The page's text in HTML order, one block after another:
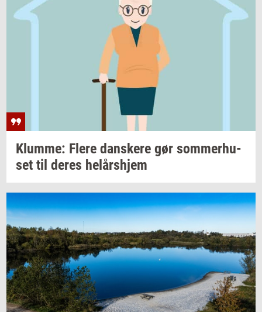
Klum­me: Flere dan­ske­re gør som­mer­hu­
set til deres helårs­hjem